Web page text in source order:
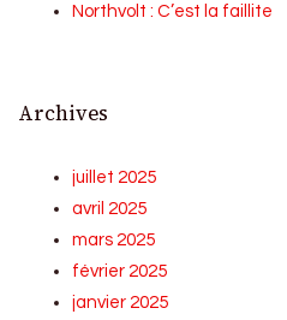
Northvolt : C’est la faillite
Archives
juillet 2025
avril 2025
mars 2025
février 2025
janvier 2025